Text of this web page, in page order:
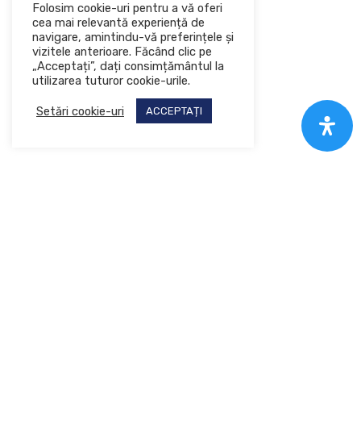
Folosim cookie-uri pentru a vă oferi
cea mai relevantă experiență de
navigare, amintindu-vă preferințele și
vizitele anterioare. Făcând clic pe
„Acceptați”, dați consimțământul la
utilizarea tuturor cookie-urile.
Setări cookie-uri ACCEPTAȚI